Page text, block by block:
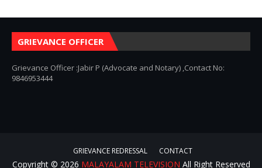
GRIEVANCE OFFICER
Grievance Officer :Jabir P (Advocate and Notary) ,Contact No:
9846953444
GRIEVANCE REDRESSAL CONTACT
Copyright © 2026 MALAYALAM TELEVISION All Right Reserved